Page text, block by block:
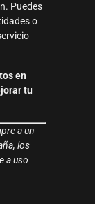
Puedes
o
en
tu
a un
los
a uso